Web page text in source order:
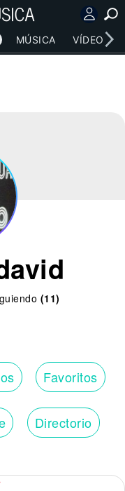
MÚSICA VÍDEOS
(11)
Favoritos
Directorio